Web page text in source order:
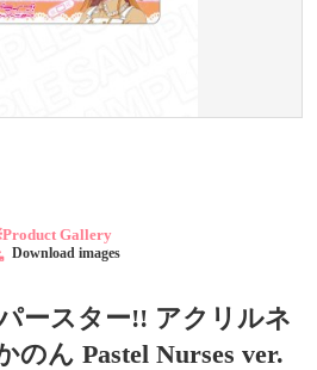
Gallery
Download images
ースター!! アクリルネ
のん Pastel Nurses ver.